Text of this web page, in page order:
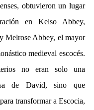
obtuvieron un lugar
en Kelso Abbey,
Melrose Abbey, el mayor
medieval escocés.
no eran solo una
de David, sino que
transformar a Escocia,